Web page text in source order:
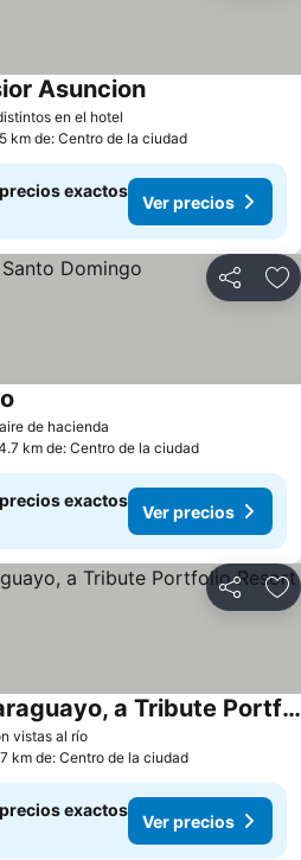
en el hotel
Asuncion
km de: Centro de la ciudad
exactos
Ver precios
Compartir
de hacienda
km de: Centro de la ciudad
exactos
Ver precios
Compartir
vistas al río
Yacht & Golf Club Paraguayo, a Tribute Portfolio Resort
km de: Centro de la ciudad
exactos
Ver precios